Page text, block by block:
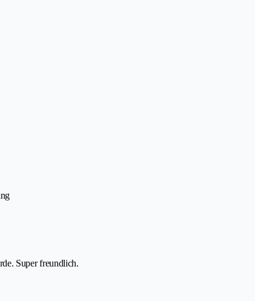
Super freundlich.